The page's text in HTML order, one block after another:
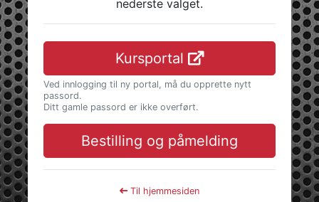
nederste valget.
Kursportal
Ved innlogging til ny portal, må du opprette nytt
passord.
Ditt gamle passord er ikke overført.
Bestilling og påmelding
Til hjemmesiden